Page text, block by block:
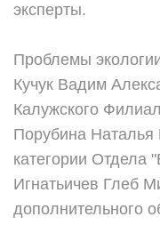
эксперты.
Проблемы
Кучук Вадим
Калужского
Порубина Наталья
категории
Игнатьичев Глеб
дополнительного